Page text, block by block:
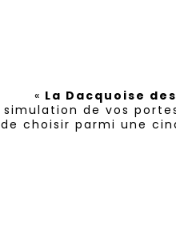
« La Dacquoise
simulation de vos
de choisir parmi une